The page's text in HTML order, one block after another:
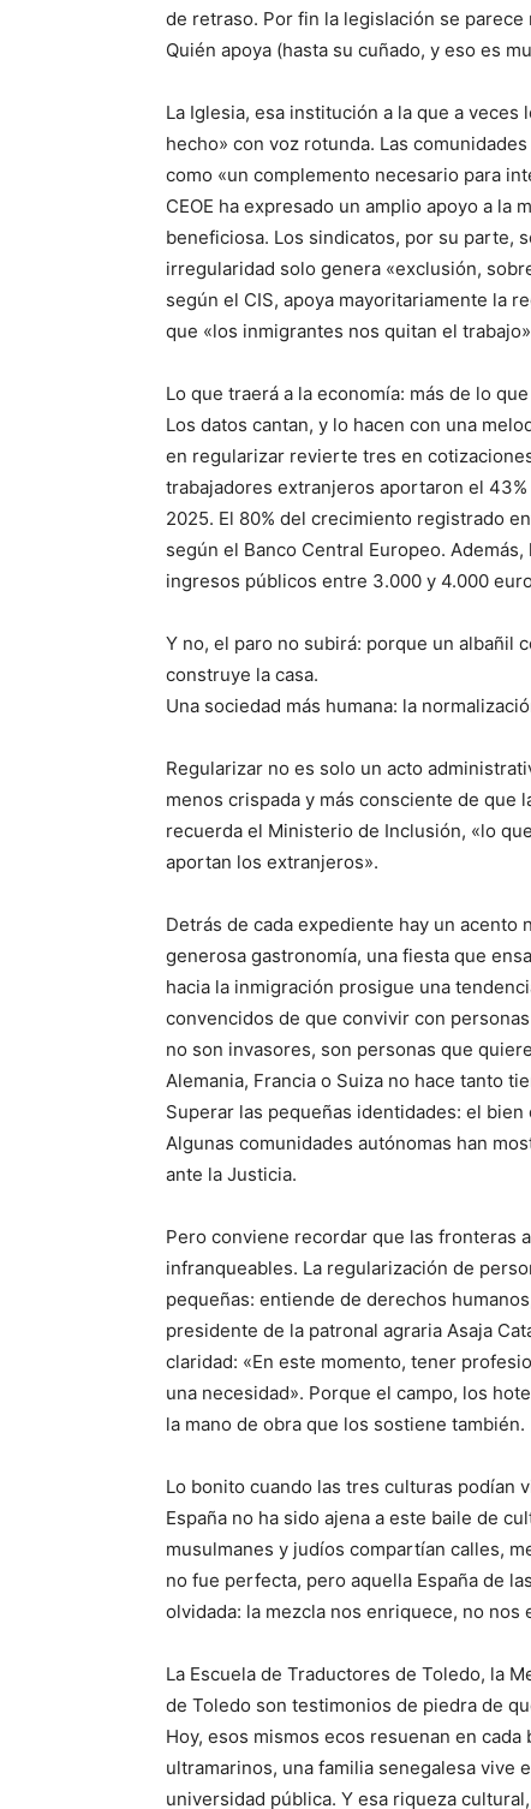
de retraso. Por fin la legislación se
Quién apoya (hasta su cuñado, y eso es
La Iglesia, esa institución a la que a
hecho» con voz rotunda. Las
como «un complemento necesario para
CEOE ha expresado un amplio apoyo a la
beneficiosa. Los sindicatos, por su parte,
irregularidad solo genera «exclusión,
según el CIS, apoya mayoritariamente la
que «los inmigrantes nos quitan el
Lo que traerá a la economía: más de lo
Los datos cantan, y lo hacen con una
en regularizar revierte tres en
trabajadores extranjeros aportaron el
2025. El 80% del crecimiento registrado
según el Banco Central Europeo.
ingresos públicos entre 3.000 y 4.000
Y no, el paro no subirá: porque un albañil
construye la casa.
Una sociedad más humana: la
Regularizar no es solo un acto
menos crispada y más consciente de que
recuerda el Ministerio de Inclusión, «lo
aportan los extranjeros».
Detrás de cada expediente hay un acento
generosa gastronomía, una fiesta que
hacia la inmigración prosigue una
convencidos de que convivir con
no son invasores, son personas que
Alemania, Francia o Suiza no hace tanto
Superar las pequeñas identidades: el
Algunas comunidades autónomas han
ante la Justicia.
Pero conviene recordar que las fronteras
infranqueables. La regularización de
pequeñas: entiende de derechos
presidente de la patronal agraria Asaja
claridad: «En este momento, tener
una necesidad». Porque el campo, los
la mano de obra que los sostiene también.
Lo bonito cuando las tres culturas podían
España no ha sido ajena a este baile de
musulmanes y judíos compartían calles,
no fue perfecta, pero aquella España de
olvidada: la mezcla nos enriquece, no nos
La Escuela de Traductores de Toledo, la
de Toledo son testimonios de piedra de
Hoy, esos mismos ecos resuenan en
ultramarinos, una familia senegalesa vive
universidad pública. Y esa riqueza